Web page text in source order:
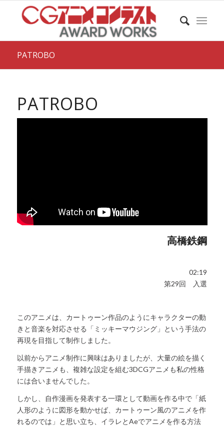
PATROBO
PATROBO
高橋鉄鋼
02:19
第29回 入選
このアニメは、カートゥーン作品のようにキャラクターの動
きと音楽を対応させる「ミッキーマウジング」という手法の
再現を目指して制作しました。
以前からアニメ制作に興味はありましたが、大量の絵を描く
手描きアニメも、複雑な設定を組む3DCGアニメも私の性格
には合いませんでした。
しかし、自作漫画を発表する一環として動画を作る中で「紙
人形のように図形を動かせば、カートゥーン風のアニメを作
れるのでは」と思い立ち、イラレとAeでアニメを作る方法